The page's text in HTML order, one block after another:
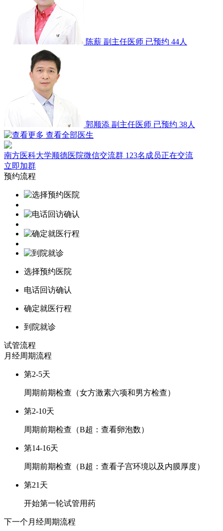
陈薪 副主任医师 已预约 44人
郭顺添 副主任医师 已预约 38人
查看全部医生
南方医科大学顺德医院微信交流群 123名成员正在交流
立即加群
预约流程
选择预约医院
电话回访确认
确定就医行程
到院就诊
试管流程
月经周期流程
第2-5天
周期前期检查（女方激素六项和男方检查）
第2-10天
周期前期检查（B超：查看卵泡数）
第14-16天
周期前期检查（B超：查看子宫环境以及内膜厚度）
第21天
开始第一轮试管用药
下一个月经周期流程